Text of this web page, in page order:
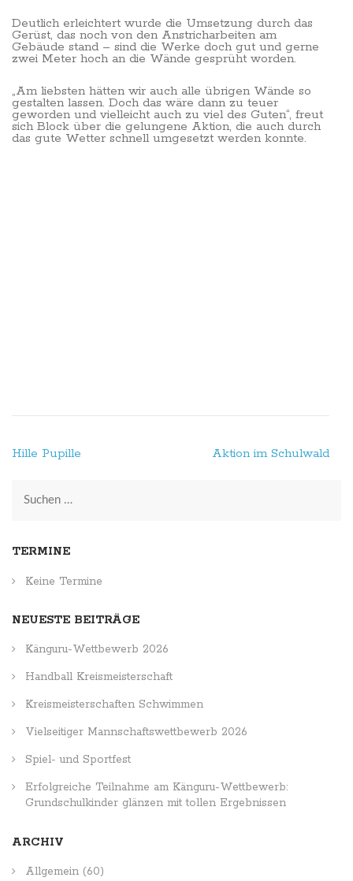
Deutlich erleichtert wurde die Umsetzung durch das
Gerüst, das noch von den Anstricharbeiten am
Gebäude stand – sind die Werke doch gut und gerne
zwei Meter hoch an die Wände gesprüht worden.
„Am liebsten hätten wir auch alle übrigen Wände so
gestalten lassen. Doch das wäre dann zu teuer
geworden und vielleicht auch zu viel des Guten“, freut
sich Block über die gelungene Aktion, die auch durch
das gute Wetter schnell umgesetzt werden konnte.
Beitragsnavigation
Hille Pupille Aktion im Schulwald
Suchen
nach:
TERMINE
Keine Termine
NEUESTE BEITRÄGE
Känguru-Wettbewerb 2026
Handball Kreismeisterschaft
Kreismeisterschaften Schwimmen
Vielseitiger Mannschaftswettbewerb 2026
Spiel- und Sportfest
Erfolgreiche Teilnahme am Känguru-Wettbewerb:
Grundschulkinder glänzen mit tollen Ergebnissen
ARCHIV
Allgemein (60)